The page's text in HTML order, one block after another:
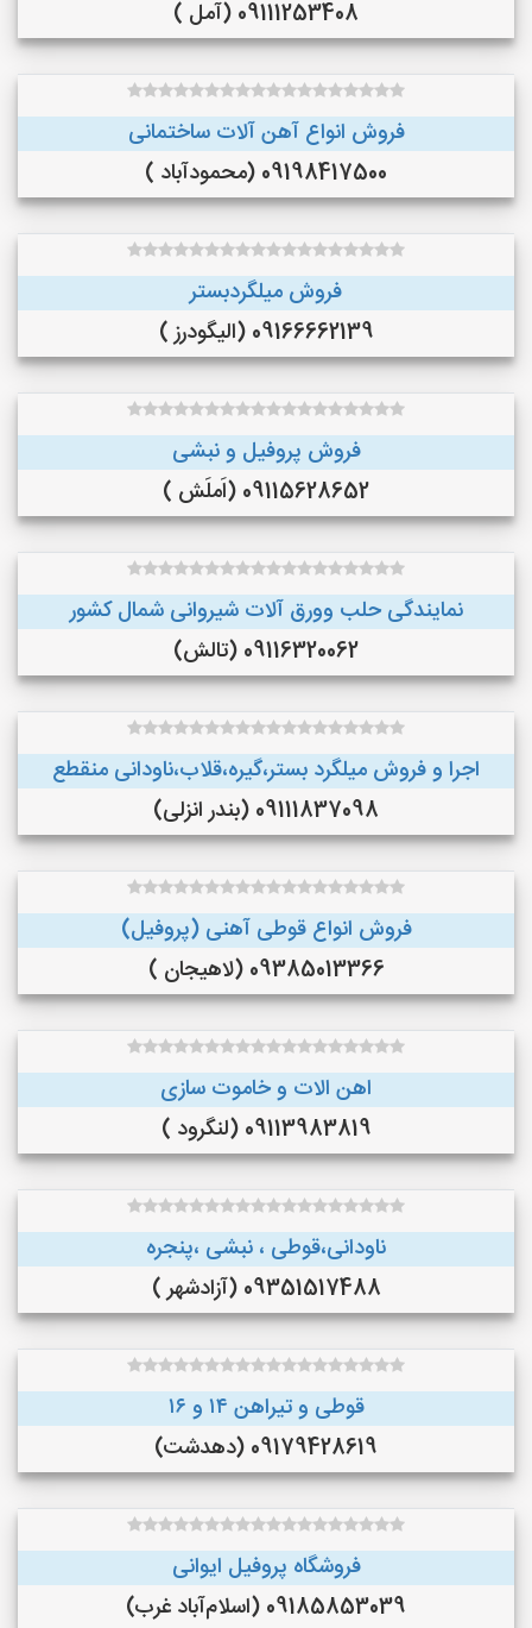
09111253408 (آمل )
فروش انواع آهن آلات ساختمانی
09198417500 (محمودآباد )
فروش میلگردبستر
09166662139 (الیگودرز )
فروش پروفیل و نبشی
09115628652 (اَملَش )
نمایندگی حلب وورق آلات شیروانی شمال کشور
09116320062 (تالش)
اجرا و فروش میلگرد بستر،گیره،قلاب،ناودانی منقطع
09111837098 (بندر انزلی)
فروش انواع قوطی آهنی (پروفیل)
09385013366 (لاهیجان )
اهن الات و خاموت سازی
09113983819 (لنگرود )
ناودانی،قوطی ، نبشی ،پنجره
09351517488 (آزادشهر )
قوطی و تیراهن ۱۴ و ۱۶
09179428619 (دهدشت)
فروشگاه پروفیل ایوانی
09185853039 (اسلام‌آباد غرب)